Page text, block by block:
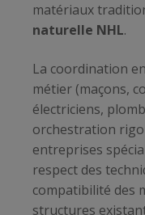
matériaux
naturelle NHL.
La coordination
métier (maçons,
électriciens,
orchestration
entreprises
respect des
compatibilité des
structures